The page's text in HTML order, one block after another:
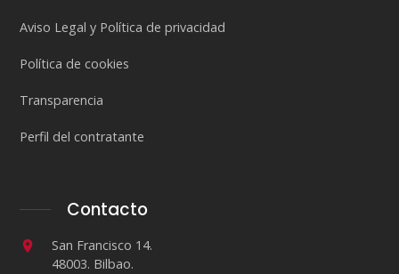
Aviso Legal y Política de privacidad
Política de cookies
Transparencia
Perfil del contratante
Contacto
San Francisco 14.
48003. Bilbao.